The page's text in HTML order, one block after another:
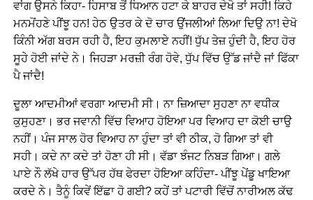
ਵਾਂਗ ਉਸਨੇ ਕਿਹਾ- ਹਿਸਾਬ ਤੋਂ ਧਿਆਨ ਹਟਾ ਕੇ ਬਾਹਰ ਦੇਖੋ ਤਾਂ ਸਹੀ! ਕਿਹੇ
ਮਨਮੋਂਹਣੇ ਪੀਂਝੂ ਹਨ! ਹੇਠ ਉਤਰ ਕੇ ਦੋ ਚਾਰ ਉਂਜਲੀਆਂ ਲਿਆ ਦਿਉ ਨਾ! ਦੇਖੋ
ਕਿੰਨੀ ਅੱਗ ਬਰਸ ਰਹੀ ਹੈ, ਇਹ ਕੁਮਲਾਏ ਨਹੀਂ! ਧੁੱਪ ਤੇਜ਼ ਹੁੰਦੀ ਹੈ, ਇਹ ਹੋਰ
ਸੂਹੇ ਹੋਈ ਜਾਂਦੇ ਨੇ। ਜਿਹੜਾ ਮਰਜ਼ੀ ਰੰਗ ਹੋਵੇ, ਧੁੱਪ ਵਿੱਚ ਉੱਡ ਜਾਂਦੈ ਜਾਂ ਫਿੱਕਾ
ਪੈ ਜਾਂਦੈ!
ਦੂਲਾ ਆਦਮੀਆਂ ਵਰਗਾ ਆਦਮੀ ਸੀ। ਨਾ ਜ਼ਿਆਦਾ ਸੁਹਣਾ ਨਾ ਵਧੀਕ
ਕੁਸੁਹਣਾ। ਭਰ ਜਵਾਨੀ ਵਿੱਚ ਵਿਆਹ ਹੋਇਆ ਪਰ ਵਿਆਹ ਦਾ ਕੋਈ ਚਾਉ
ਨਹੀਂ। ਪੰਜ ਸਾਲ ਹੋਰ ਵਿਆਹ ਨਾ ਹੁੰਦਾ ਤਾਂ ਵੀ ਠੀਕ, ਹੋ ਗਿਆ ਤਾਂ ਵੀ
ਸਹੀ। ਕਦੇ ਨਾ ਕਦੇ ਤਾਂ ਹੋਣਾ ਹੀ ਸੀ। ਵੱਡਾ ਝੰਜਟ ਨਿਬੜ ਗਿਆ। ਗਲੇ
ਪਾਏ ਨੌ ਲੱਖੇ ਹਾਰ ਉੱਪਰ ਹੱਥ ਫੇਰਦਾ ਹੋਇਆ ਕਹਿੰਦਾ- ਪੀਂਝੂ ਪੇਂਡੂ ਖਾਇਆ
ਕਰਦੇ ਨੇ। ਤੈਨੂੰ ਕਿਵੇਂ ਇੱਛਾ ਹੋ ਗਈ? ਕਹੇਂ ਤਾਂ ਪਟਾਰੀ ਵਿੱਚੋਂ ਨਾਰੀਅਲ ਕੱਢ